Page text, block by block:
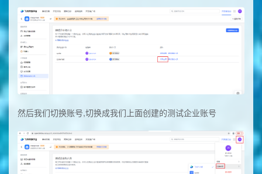
然后我们切换账号,切换成我们上面创建的测试企业账号